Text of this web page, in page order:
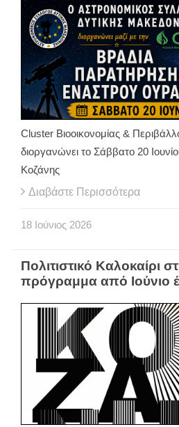
Cluster Βιοοικονομίας &
διοργανώνει το Σάββατο 20
Κοζάνης
Διαβάστε Περισσότερα
18 Ιούνιος 2026
Πολιτιστικό Καλοκαίρι
πρόγραμμα από Ιούνιο